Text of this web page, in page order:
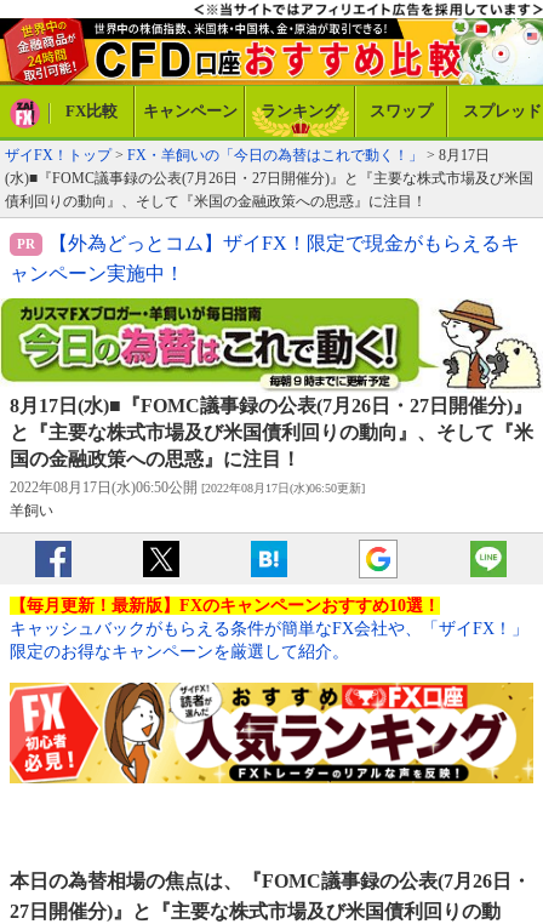
FX比較 キャンペーン ランキング スワップ スプレッド
ザイFX！トップ> FX・羊飼いの「今日の為替はこれで動く！」
> 8月17日
(水)■『FOMC議事録の公表(7月26日・27日開催分)』と『主要な株式市場及び米国
債利回りの動向』、そして『米国の金融政策への思惑』に注目！
【外為どっとコム】ザイFX！限定で現金がもらえるキ
ャンペーン実施中！
8月17日(水)■『FOMC議事録の公表(7月26日・27日開催分)』
と『主要な株式市場及び米国債利回りの動向』、そして『米
国の金融政策への思惑』に注目！
2022年08月17日(水)06:50公開 [2022年08月17日(水)06:50更新]
羊飼い
【毎月更新！最新版】FXのキャンペーンおすすめ10選！
キャッシュバックがもらえる条件が簡単なFX会社や、「ザイFX！」
限定のお得なキャンペーンを厳選して紹介。
本日の為替相場の焦点は、『FOMC議事録の公表(7月26日・
27日開催分)』と『主要な株式市場及び米国債利回りの動